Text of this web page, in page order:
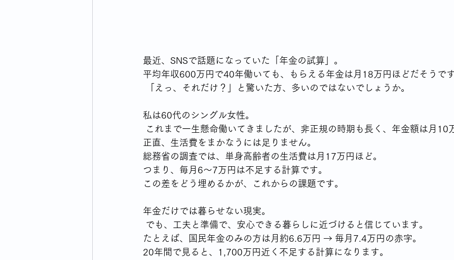
毎日の買い物どうしてますか 高齢者の住宅事情
最近、SNSで話題になっていた「年金の試算」。
平均年収600万円で40年働いても、もらえる年金は月18万円ほどだそうです
「えっ、それだけ？」と驚いた方、多いのではないでしょうか。
私は60代のシングル女性。
正直、生活費をまかなうには足りません。
総務省の調査では、単身高齢者の生活費は月17万円ほど。
つまり、毎月6〜7万円は不足する計算です。
この差をどう埋めるかが、これからの課題です。
年金だけでは暮らせない現実。
でも、工夫と準備で、安心できる暮らしに近づけると信じています。
たとえば、国民年金のみの方は月約6.6万円 → 毎月7.4万円の赤字。
20年間で見ると、1,700万円近く不足する計算になります。